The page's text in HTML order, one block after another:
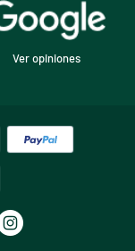
Ver opiniones